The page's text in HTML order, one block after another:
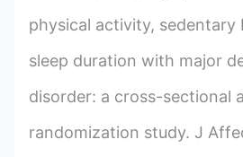
physical activity, sedentary
sleep duration with major
disorder: a cross-sectional
randomization study. J